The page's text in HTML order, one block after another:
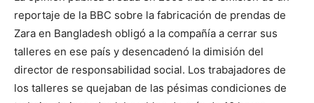
reportaje de la BBC sobre la fabricación de prendas de
Zara en Bangladesh obligó a la compañía a cerrar sus
talleres en ese país y desencadenó la dimisión del
director de responsabilidad social. Los trabajadores de
los talleres se quejaban de las pésimas condiciones de